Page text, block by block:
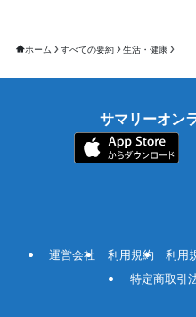
ホーム すべての要約 生活・健康
サマリーオン
運営会社 利用規約 利用
特定商取引